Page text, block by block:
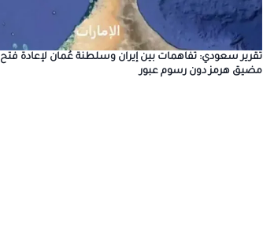
تقرير سعودي: تفاهمات بين إيران وسلطنة عُمان لإعادة فتح
مضيق هرمز دون رسوم عبور